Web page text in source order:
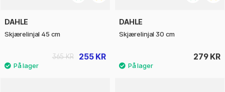
DAHLE
Skjærelinjal 45 cm
255 KR
365 KR
DAHLE
Skjærelinjal 30 cm
279 KR